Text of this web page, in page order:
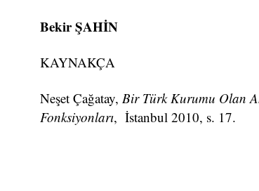
Bekir ŞAHİN
KAYNAKÇA
Neşet Çağatay, Bir Türk Kurumu Olan
Fonksiyonları, İstanbul 2010, s. 17.